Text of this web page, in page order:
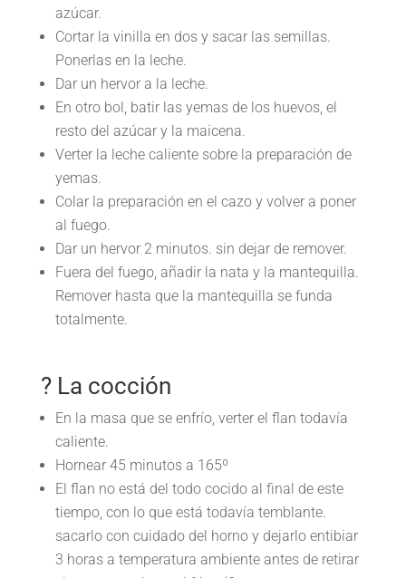
azúcar.
Cortar la vinilla en dos y sacar las semillas.
Ponerlas en la leche.
Dar un hervor a la leche.
En otro bol, batir las yemas de los huevos, el
resto del azúcar y la maicena.
Verter la leche caliente sobre la preparación de
yemas.
Colar la preparación en el cazo y volver a poner
al fuego.
Dar un hervor 2 minutos. sin dejar de remover.
Fuera del fuego, añadir la nata y la mantequilla.
Remover hasta que la mantequilla se funda
totalmente.
? La cocción
En la masa que se enfrío, verter el flan todavía
caliente.
Hornear 45 minutos a 165º
El flan no está del todo cocido al final de este
tiempo, con lo que está todavía temblante.
sacarlo con cuidado del horno y dejarlo entibiar
3 horas a temperatura ambiente antes de retirar